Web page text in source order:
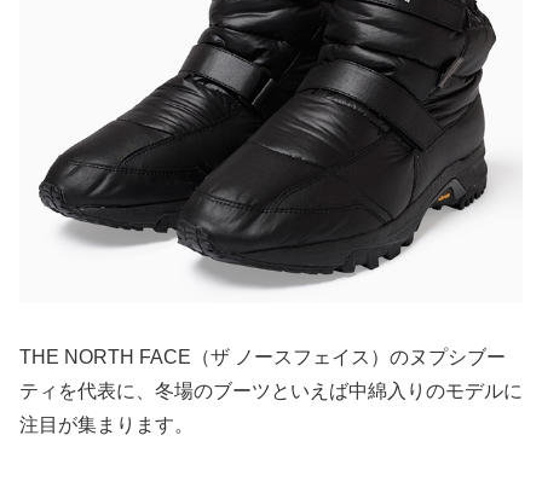
THE NORTH FACE（ザ ノースフェイス）のヌプシブー
ティを代表に、冬場のブーツといえば中綿入りのモデルに
注目が集まります。